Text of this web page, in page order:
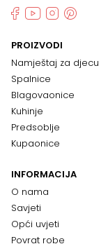
PROIZVODI
Namještaj za djecu
Spalnice
Blagovaonice
Kuhinje
Predsoblje
Kupaonice
INFORMACIJA
O nama
Savjeti
Opći uvjeti
Povrat robe